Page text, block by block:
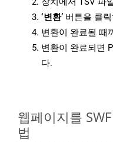
‘변환’ 버튼을 클
변환이 완료될 때
변환이 완료되면
다.
웹페이지를
법